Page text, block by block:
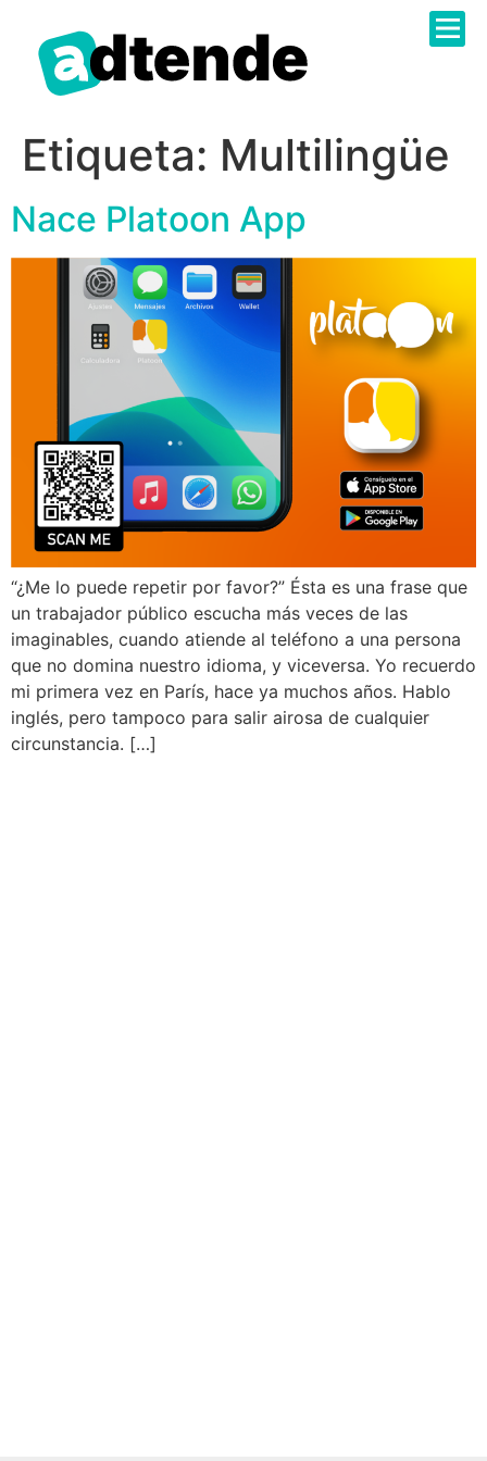
Etiqueta: Multilingüe
Nace Platoon App
“¿Me lo puede repetir por favor?” Ésta es una frase que
un trabajador público escucha más veces de las
imaginables, cuando atiende al teléfono a una persona
que no domina nuestro idioma, y viceversa. Yo recuerdo
mi primera vez en París, hace ya muchos años. Hablo
inglés, pero tampoco para salir airosa de cualquier
circunstancia. […]